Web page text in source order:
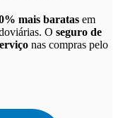
mais baratas em
O seguro de
nas compras pelo